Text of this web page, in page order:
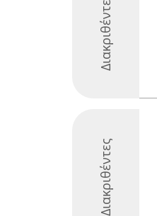
Διακριθέντες
Διακριθέντες